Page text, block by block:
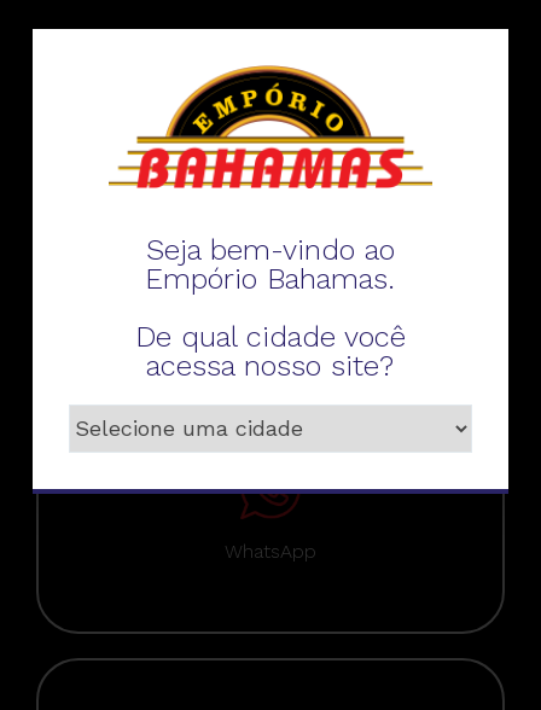
Fale conosco
Telefone
WhatsApp
Seja bem-vindo ao
Empório Bahamas.
De qual cidade você
acessa nosso site?